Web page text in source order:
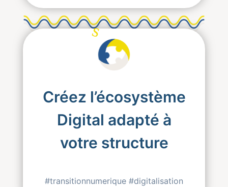
S
Créez l’écosystème
Digital adapté à
votre structure
#transitionnumerique #digitalisation